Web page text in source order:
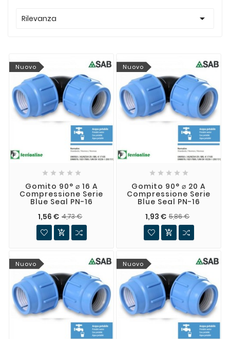
Rilevanza 
Nuovo
    
Gomito 90° ⌀ 16 A
Compressione Serie
Blue Seal PN-16
1,56 € 4,73 €

Nuovo
    
Gomito 90° ⌀ 20 A
Compressione Serie
Blue Seal PN-16
1,93 € 5,86 €

Nuovo Nuovo